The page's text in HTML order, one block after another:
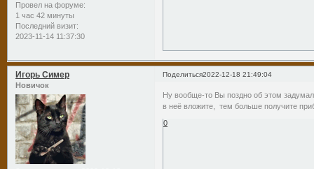
Провел на форуме:
1 час 42 минуты
Последний визит:
2023-11-14 11:37:30
Поделиться2022-12-18 21:49:04
Игорь Симер
Новичок
Ну вообще-то Вы поздно об этом
в неё вложите, тем больше получите
0